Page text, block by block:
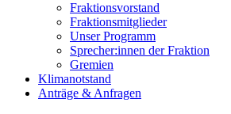
Fraktionsvorstand
Fraktionsmitglieder
Unser Programm
Sprecher:innen der Fraktion
Gremien
Klimanotstand
Anträge & Anfragen